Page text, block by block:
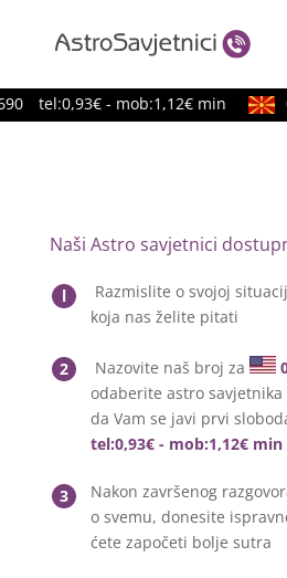
tel:0,93€ - mob:1,12€ min
Naši Astro savjetnici
l
Razmislite o svojoj
koja nas želite pitati
2 Nazovite naš broj za
odaberite astro
da Vam se javi prvi
tel:0,93€ - mob:1,12€ min
3
Nakon završenog
o svemu, donesite
ćete započeti bolje sutra